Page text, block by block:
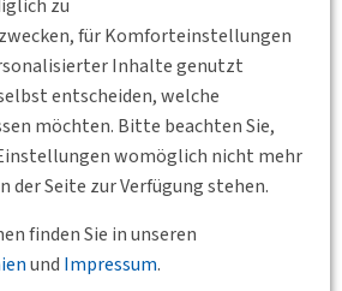
zu
für Komforteinstellungen
Inhalte genutzt
entscheiden, welche
möchten. Bitte beachten Sie,
womöglich nicht mehr
Seite zur Verfügung stehen.
finden Sie in unseren
und Impressum.
neuen digitalen Welt gelingen kann.
Falk Golde und Jürgen Tatan von der
Märtens von derISB
Sicherungstechnik und Bau mbH
die Frage aus
beleuchten und sich in der
führt Sie Stefan May von
Sicherungstechnik und Bau mbH.